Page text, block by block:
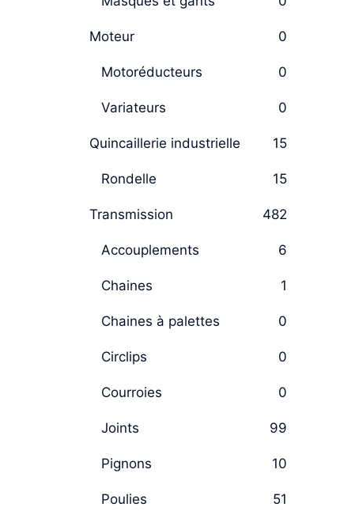
Moteur 0
Motoréducteurs 0
Variateurs 0
Quincaillerie industrielle 15
Rondelle 15
Transmission 482
Accouplements 6
Chaines 1
Chaines à palettes 0
Circlips 0
Courroies 0
Joints 99
Pignons 10
Poulies 51